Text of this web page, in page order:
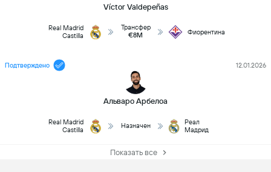
Víctor Valdepeñas
Real Madrid
Castilla
Трансфер
€8M
Фиорентина
Подтверждено
Альваро Арбелоа
12.01.2026
Real Madrid
Castilla
Назначен
Реал
Мадрид
Показать все